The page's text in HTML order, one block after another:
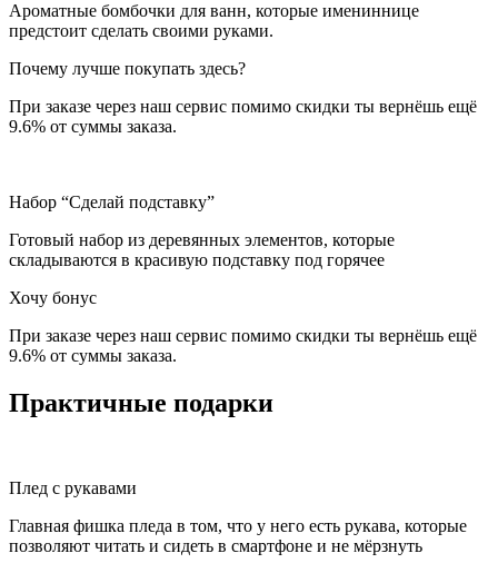
Ароматные бомбочки для ванн, которые имениннице
предстоит сделать своими руками.
Почему лучше покупать здесь?
При заказе через наш сервис помимо скидки ты вернёшь ещё
9.6% от суммы заказа.
Набор “Сделай подставку”
Готовый набор из деревянных элементов, которые
складываются в красивую подставку под горячее
Хочу бонус
При заказе через наш сервис помимо скидки ты вернёшь ещё
9.6% от суммы заказа.
Практичные подарки
Плед с рукавами
Главная фишка пледа в том, что у него есть рукава, которые
позволяют читать и сидеть в смартфоне и не мёрзнуть